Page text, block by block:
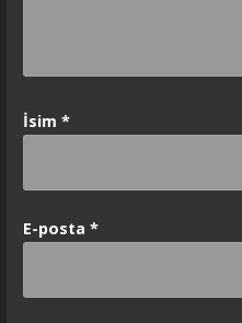
İsim *
E-posta *